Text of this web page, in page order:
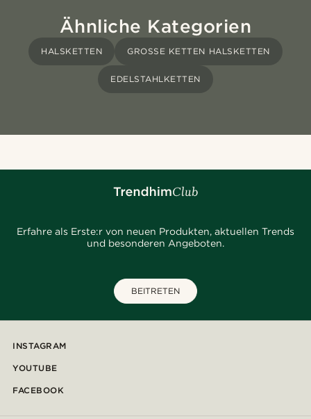
Ähnliche Kategorien
HALSKETTEN GROSSE KETTEN HALSKETTEN
EDELSTAHLKETTEN
Erfahre als Erste:r von neuen Produkten, aktuellen Trends
und besonderen Angeboten.
BEITRETEN
INSTAGRAM
YOUTUBE
FACEBOOK